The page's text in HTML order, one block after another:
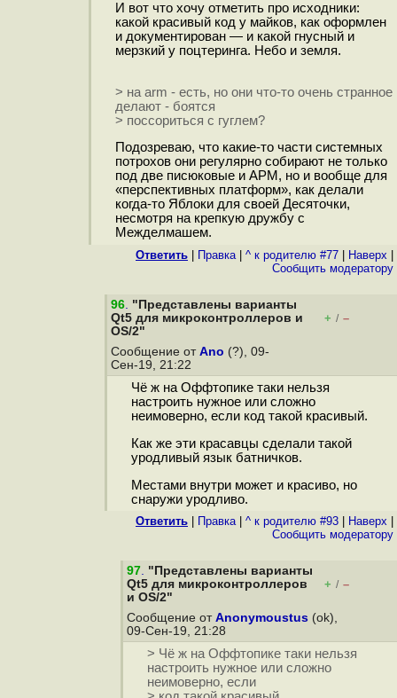
И вот что хочу отметить про исходники:
какой красивый код у майков, как оформлен
и документирован — и какой гнусный и
мерзкий у поцтеринга. Небо и земля.
> на arm - есть, но они что-то очень странное
делают - боятся
> поссориться с гуглем?
Подозреваю, что какие-то части системных
потрохов они регулярно собирают не только
под две писюковые и АРМ, но и вообще для
«перспективных платформ», как делали
когда-то Яблоки для своей Десяточки,
несмотря на крепкую дружбу с
Межделмашем.
Ответить Правка| ^ к родителю #77 Наверх
Cообщить модератору
96. "Представлены варианты
Qt5 для микроконтроллеров и
OS/2"
+ / –
Сообщение от Ano (?), 09-
Сен-19, 21:22
Чё ж на Оффтопике таки нельзя
настроить нужное или сложно
неимоверно, если код такой красивый.
Как же эти красавцы сделали такой
уродливый язык батничков.
Местами внутри может и красиво, но
снаружи уродливо.
Ответить Правка| ^ к родителю #93 Наверх
Cообщить модератору
97. "Представлены варианты
Qt5 для микроконтроллеров
и OS/2"
+ / –
Сообщение от Anonymoustus (ok),
09-Сен-19, 21:28
> Чё ж на Оффтопике таки нельзя
настроить нужное или сложно
неимоверно, если